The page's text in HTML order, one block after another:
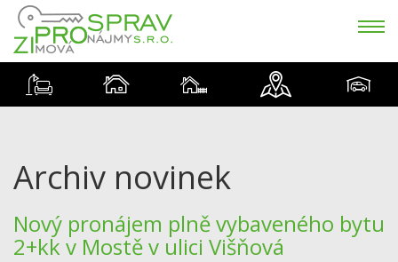
Archiv novinek
Nový pronájem plně vybaveného bytu
2+kk v Mostě v ulici Višňová